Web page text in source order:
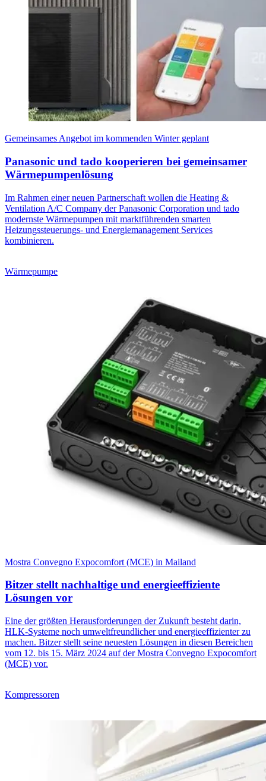
Gemeinsames Angebot im kommenden Winter geplant
Panasonic und tado kooperieren bei gemeinsamer
Wärmepumpenlösung
Im Rahmen einer neuen Partnerschaft wollen die Heating &
Ventilation A/C Company der Panasonic Corporation und tado
modernste Wärmepumpen mit marktführenden smarten
Heizungssteuerungs- und Energiemanagement Services
kombinieren.
Wärmepumpe
Mostra Convegno Expocomfort (MCE) in Mailand
Bitzer stellt nachhaltige und energieeffiziente
Lösungen vor
Eine der größten Herausforderungen der Zukunft besteht darin,
HLK-Systeme noch umweltfreundlicher und energieeffizienter zu
machen. Bitzer stellt seine neuesten Lösungen in diesen Bereichen
vom 12. bis 15. März 2024 auf der Mostra Convegno Expocomfort
(MCE) vor.
Kompressoren